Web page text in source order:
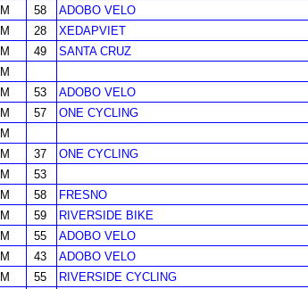
M 58
ADOBO VELO
M 28
XEDAPVIET
M 49
SANTA CRUZ
M
M 53
ADOBO VELO
M 57
ONE CYCLING
M
M 37
ONE CYCLING
M
53
M 58
FRESNO
M 59
RIVERSIDE BIKE
M 55
ADOBO VELO
M 43
ADOBO VELO
M 55
RIVERSIDE CYCLING